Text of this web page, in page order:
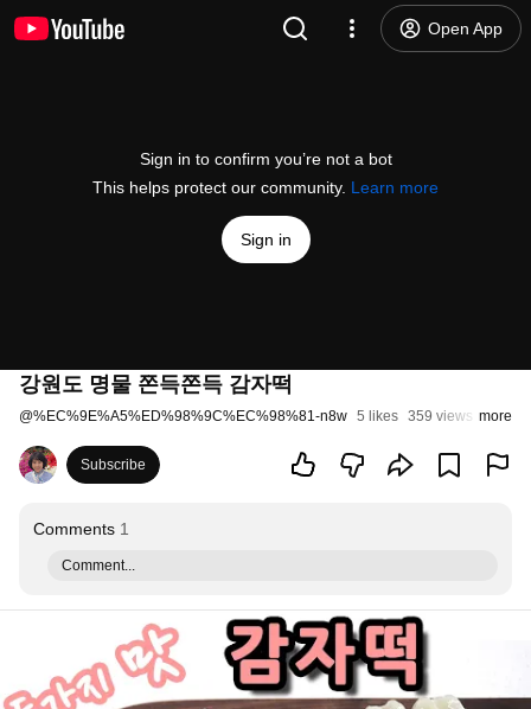
Open App
Sign in to confirm you’re not a bot
This helps protect our community. Learn more
Sign in
강원도 명물 쫀득쫀득 감자떡
@%EC%9E%A5%ED%98%9C%EC%98%81-n8w 5 likes 359 views 2
more
Subscribe
Comments 1
Comment...